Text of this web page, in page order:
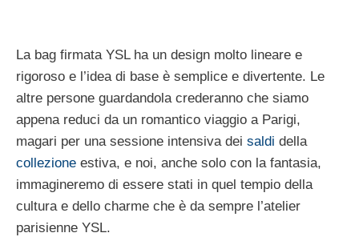
La bag firmata YSL ha un design molto lineare e
rigoroso e l’idea di base è semplice e divertente. Le
altre persone guardandola crederanno che siamo
appena reduci da un romantico viaggio a Parigi,
magari per una sessione intensiva dei saldi della
collezione estiva, e noi, anche solo con la fantasia,
immagineremo di essere stati in quel tempio della
cultura e dello charme che è da sempre l’atelier
parisienne YSL.